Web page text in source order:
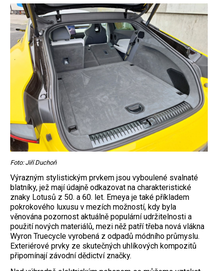
Foto: Jiří Duchoň
Výrazným stylistickým prvkem jsou vyboulené svalnaté
blatníky, jež mají údajně odkazovat na charakteristické
znaky Lotusů z 50. a 60. let. Emeya je také příkladem
pokrokového luxusu v mezích možností, kdy byla
věnována pozornost aktuálně populární udržitelnosti a
použití nových materiálů, mezi něž patří třeba nová vlákna
Wyron Truecycle vyrobená z odpadů módního průmyslu.
Exteriérové prvky ze skutečných uhlíkových kompozitů
připomínají závodní dědictví značky.